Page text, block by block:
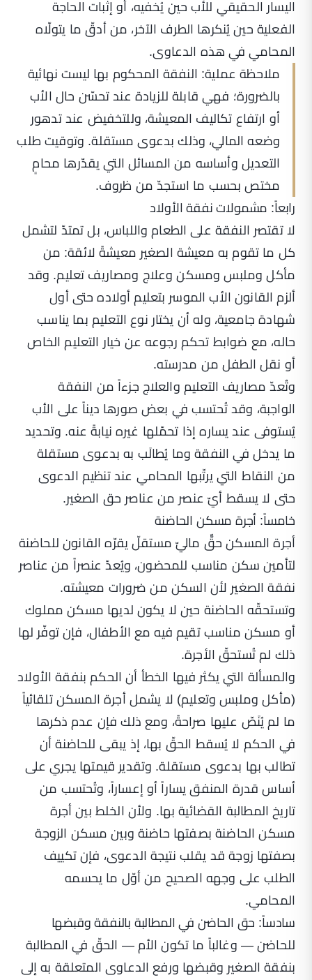
اليسار الحقيقي للأب حين يُخفيه، أو إثبات الحاجة
الفعلية حين يُنكرها الطرف الآخر، من أدقّ ما يتولّاه
المحامي في هذه الدعاوى.
ملاحظة عملية: النفقة المحكوم بها ليست نهائية
بالضرورة؛ فهي قابلة للزيادة عند تحسّن حال الأب
أو ارتفاع تكاليف المعيشة، وللتخفيض عند تدهور
وضعه المالي، وذلك بدعوى مستقلة. وتوقيت طلب
التعديل وأساسه من المسائل التي يقدّرها محامٍ
مختص بحسب ما استجدّ من ظروف.
رابعاً: مشمولات نفقة الأولاد
لا تقتصر النفقة على الطعام واللباس، بل تمتدّ لتشمل
كل ما تقوم به معيشة الصغير معيشةً لائقة: من
مأكل وملبس ومسكن وعلاج ومصاريف تعليم. وقد
ألزم القانون الأب الموسر بتعليم أولاده حتى أول
شهادة جامعية، وله أن يختار نوع التعليم بما يناسب
حاله، مع ضوابط تحكم رجوعه عن خيار التعليم الخاص
أو نقل الطفل من مدرسته.
وتُعدّ مصاريف التعليم والعلاج جزءاً من النفقة
الواجبة، وقد تُحتسب في بعض صورها ديناً على الأب
يُستوفى عند يساره إذا تحمّلها غيره نيابةً عنه. وتحديد
ما يدخل في النفقة وما يُطالَب به بدعوى مستقلة
من النقاط التي يرتّبها المحامي عند تنظيم الدعوى
حتى لا يسقط أيّ عنصر من عناصر حق الصغير.
خامساً: أجرة مسكن الحاضنة
أجرة المسكن حقٌّ ماليّ مستقلّ يقرّه القانون للحاضنة
لتأمين سكن مناسب للمحضون، ويُعدّ عنصراً من عناصر
نفقة الصغير لأن السكن من ضرورات معيشته.
وتستحقّه الحاضنة حين لا يكون لديها مسكن مملوك
أو مسكن مناسب تقيم فيه مع الأطفال، فإن توفّر لها
ذلك لم تُستحقّ الأجرة.
والمسألة التي يكثر فيها الخطأ أن الحكم بنفقة الأولاد
(مأكل وملبس وتعليم) لا يشمل أجرة المسكن تلقائياً
ما لم يُنَصّ عليها صراحةً، ومع ذلك فإن عدم ذكرها
في الحكم لا يُسقط الحقّ بها، إذ يبقى للحاضنة أن
تطالب بها بدعوى مستقلة. وتقدير قيمتها يجري على
أساس قدرة المنفق يساراً أو إعساراً، وتُحتسب من
تاريخ المطالبة القضائية بها. ولأن الخلط بين أجرة
مسكن الحاضنة بصفتها حاضنة وبين مسكن الزوجة
بصفتها زوجة قد يقلب نتيجة الدعوى، فإن تكييف
الطلب على وجهه الصحيح من أوّل ما يحسمه
المحامي.
سادساً: حق الحاضن في المطالبة بالنفقة وقبضها
للحاضن — وغالباً ما تكون الأم — الحقّ في المطالبة
بنفقة الصغير وقبضها ورفع الدعاوى المتعلقة به إلى